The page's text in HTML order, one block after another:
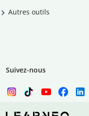
Autres outils
Suivez-nous